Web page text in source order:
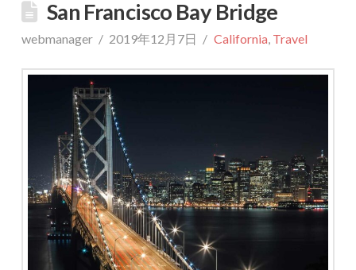
San Francisco Bay Bridge
webmanager 2019年12月7日 California, Travel